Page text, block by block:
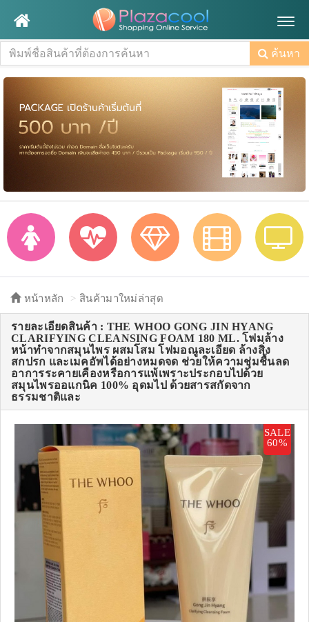
ค้นหา
หน้าหลัก สินค้ามาใหม่ล่าสุด
รายละเอียดสินค้า : THE WHOO GONG JIN HYANG
CLARIFYING CLEANSING FOAM 180 ML. โฟมล้าง
หน้าทำจากสมุนไพร ผสมโสม โฟมอณูละเอียด ล้างสิ่ง
สกปรก และเมคอัพได้อย่างหมดจด ช่วยให้ความชุ่มชื้นลด
อาการระคายเคืองหรือการแพ้เพราะประกอบไปด้วย
สมุนไพรออแกนิค 100% อุดมไป ด้วยสารสกัดจาก
ธรรมชาติและ
SALE
60%